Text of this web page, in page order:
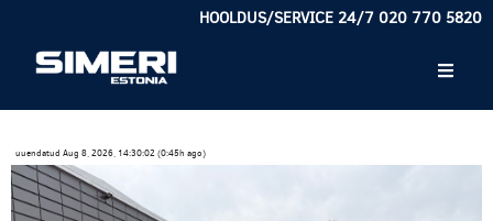
HOOLDUS/SERVICE 24/7 020 770 5820
uuendatud Aug 8, 2026, 14:30:02 (0:45h ago)